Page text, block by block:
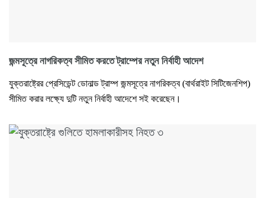
জন্মসূত্রে নাগরিকত্ব সীমিত করতে ট্রাম্পের নতুন নির্বাহী আদেশ
যুক্তরাষ্ট্রের প্রেসিডেন্ট ডোনাল্ড ট্রাম্প জন্মসূত্রে নাগরিকত্ব (বার্থরাইট সিটিজেনশিপ)
সীমিত করার লক্ষ্যে দুটি নতুন নির্বাহী আদেশে সই করেছেন।